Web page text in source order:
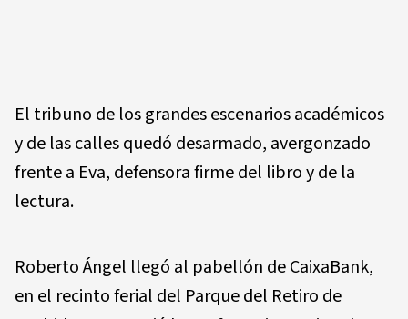
El tribuno de los grandes escenarios académicos
y de las calles quedó desarmado, avergonzado
frente a Eva, defensora firme del libro y de la
lectura.
Roberto Ángel llegó al pabellón de CaixaBank,
en el recinto ferial del Parque del Retiro de